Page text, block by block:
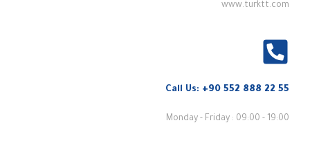
www.turktt.com
Call Us: +90 552 888 22 55
Monday - Friday : 09:00 - 19:00